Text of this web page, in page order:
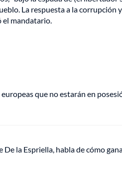
La respuesta a la corrupción
el mandatario.
que no estarán en
la Espriella, habla de cómo